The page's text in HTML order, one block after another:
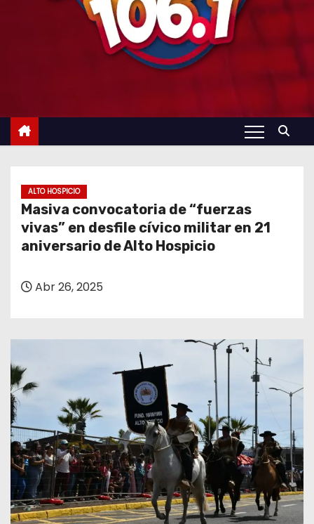
ALTO HOSPICIO
Masiva convocatoria de “fuerzas
vivas” en desfile cívico militar en 21
aniversario de Alto Hospicio
Abr 26, 2025